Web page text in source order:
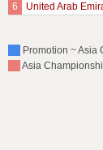
6
United Arab
Promotion ~ Asia
Asia